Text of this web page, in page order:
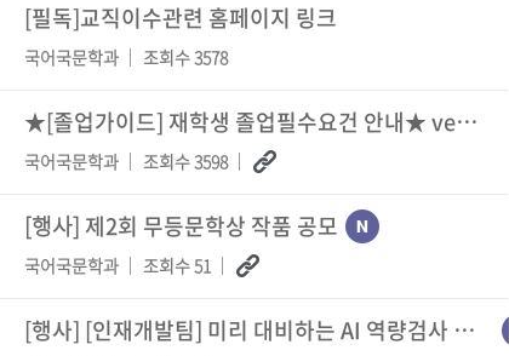
[필독]교직이수관련 홈페이지 링크
국어국문학과 조회수 3578
★[졸업가이드] 재학생 졸업필수요건 안내★ ver.260624
국어국문학과 조회수 3598
[행사] 제2회 무등문학상 작품 공모
국어국문학과 조회수 51
[행사] [인재개발팀] 미리 대비하는 AI 역량검사 특강